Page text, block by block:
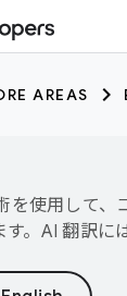
AREAS
を使用して、
す。AI 翻訳に